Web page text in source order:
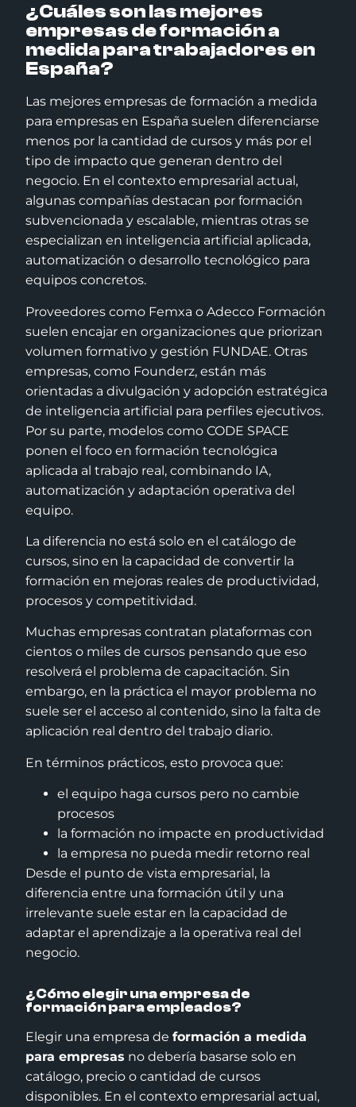
¿Cuáles son las mejores
empresas de formación a
medida para trabajadores en
España?
Las mejores empresas de formación a medida
para empresas en España suelen diferenciarse
menos por la cantidad de cursos y más por el
tipo de impacto que generan dentro del
negocio. En el contexto empresarial actual,
algunas compañías destacan por formación
subvencionada y escalable, mientras otras se
especializan en inteligencia artificial aplicada,
automatización o desarrollo tecnológico para
equipos concretos.
Proveedores como Femxa o Adecco Formación
suelen encajar en organizaciones que priorizan
volumen formativo y gestión FUNDAE. Otras
empresas, como Founderz, están más
orientadas a divulgación y adopción estratégica
de inteligencia artificial para perfiles ejecutivos.
Por su parte, modelos como CODE SPACE
ponen el foco en formación tecnológica
aplicada al trabajo real, combinando IA,
automatización y adaptación operativa del
equipo.
La diferencia no está solo en el catálogo de
cursos, sino en la capacidad de convertir la
formación en mejoras reales de productividad,
procesos y competitividad.
Muchas empresas contratan plataformas con
cientos o miles de cursos pensando que eso
resolverá el problema de capacitación. Sin
embargo, en la práctica el mayor problema no
suele ser el acceso al contenido, sino la falta de
aplicación real dentro del trabajo diario.
En términos prácticos, esto provoca que:
el equipo haga cursos pero no cambie
procesos
la formación no impacte en productividad
la empresa no pueda medir retorno real
Desde el punto de vista empresarial, la
diferencia entre una formación útil y una
irrelevante suele estar en la capacidad de
adaptar el aprendizaje a la operativa real del
negocio.
¿Cómo elegir una empresa de
formación para empleados?
Elegir una empresa deformación a medida
para empresas no debería basarse solo en
catálogo, precio o cantidad de cursos
disponibles. En el contexto empresarial actual,